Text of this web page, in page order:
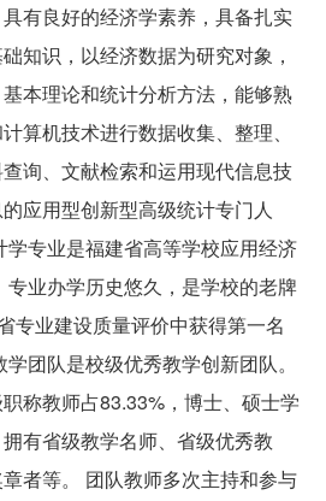
有良好的经济学素养，具备扎实
知识，以经济数据为研究对象，
本理论和统计分析方法，能够熟
算机技术进行数据收集、整理、
询、文献检索和运用现代信息技
应用型创新型高级统计专门人
专业是福建省高等学校应用经济
业办学历史悠久，是学校的老牌
专业建设质量评价中获得第一名
团队是校级优秀教学创新团队。
称教师占83.33%，博士、硕士学
有省级教学名师、省级优秀教
者等。 团队教师多次主持和参与